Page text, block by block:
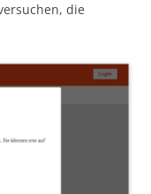
die